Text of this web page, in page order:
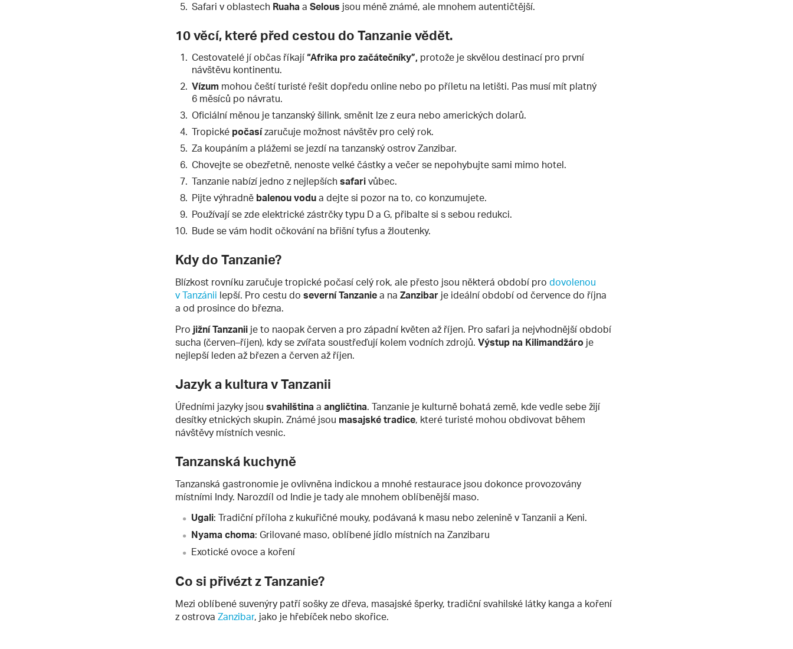
Safari v oblastech Ruaha a Selous jsou méně známé, ale mnohem autentičtější.
10 věcí, které před cestou do Tanzanie vědět.
Cestovatelé jí občas říkají “Afrika pro začátečníky”, protože je skvělou destinací pro první
návštěvu kontinentu.
Vízum mohou čeští turisté řešit dopředu online nebo po příletu na letišti. Pas musí mít platný
6 měsíců po návratu.
Oficiální měnou je tanzanský šilink, směnit lze z eura nebo amerických dolarů.
Tropické počasízaručuje možnost návštěv pro celý rok.
Za koupáním a plážemi se jezdí na tanzanský ostrov Zanzibar.
Chovejte se obezřetně, nenoste velké částky a večer se nepohybujte sami mimo hotel.
Tanzanie nabízí jedno z nejlepších safari vůbec.
Pijte výhradně balenou vodu a dejte si pozor na to, co konzumujete.
Používají se zde elektrické zástrčky typu D a G, přibalte si s sebou redukci.
Bude se vám hodit očkování na břišní tyfus a žloutenky.
Kdy do Tanzanie?
Blízkost rovníku zaručuje tropické počasí celý rok, ale přesto jsou některá období pro dovolenou
v Tanzánii lepší. Pro cestu do severní Tanzanie a na Zanzibar je ideální období od července do října
a od prosince do března.
Pro jižní Tanzanii je to naopak červen a pro západní květen až říjen. Pro safari ja nejvhodnější období
sucha (červen–říjen), kdy se zvířata soustřeďují kolem vodních zdrojů. Výstup na Kilimandžáro je
nejlepší leden až březen a červen až říjen.
Jazyk a kultura v Tanzanii
Úředními jazyky jsou svahilština a angličtina. Tanzanie je kulturně bohatá země, kde vedle sebe žijí
desítky etnických skupin. Známé jsou masajské tradice, které turisté mohou obdivovat během
návštěvy místních vesnic.
Tanzanská kuchyně
Tanzanská gastronomie je ovlivněna indickou a mnohé restaurace jsou dokonce provozovány
místními Indy. Narozdíl od Indie je tady ale mnohem oblíbenější maso.
Ugali: Tradiční příloha z kukuřičné mouky, podávaná k masu nebo zelenině v Tanzanii a Keni.
Nyama choma: Grilované maso, oblíbené jídlo místních na Zanzibaru
Exotické ovoce a koření
Co si přivézt z Tanzanie?
Mezi oblíbené suvenýry patří sošky ze dřeva, masajské šperky, tradiční svahilské látky kanga a koření
z ostrova Zanzibar, jako je hřebíček nebo skořice.